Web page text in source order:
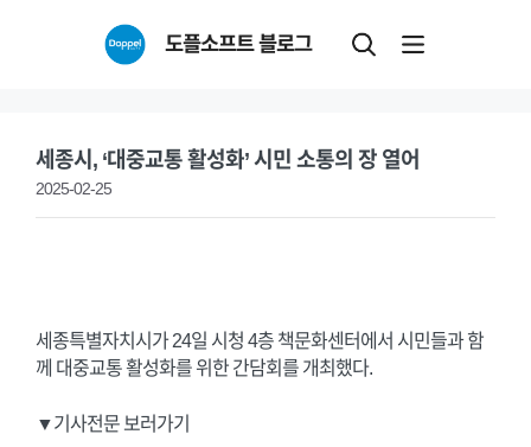
도플소프트 블로그
세종시, ‘대중교통 활성화’ 시민 소통의 장 열어
2025-02-25
세종특별자치시가 24일 시청 4층 책문화센터에서 시민들과 함
께 대중교통 활성화를 위한 간담회를 개최했다.
▼기사전문 보러가기